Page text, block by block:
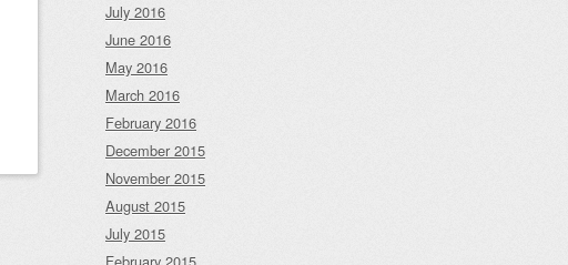
July 2016
June 2016
May 2016
March 2016
February 2016
December 2015
November 2015
August 2015
July 2015